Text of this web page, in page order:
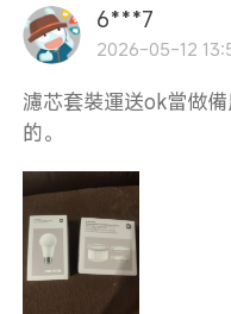
6***7
2026-05-12
濾芯套裝運送ok當做
的。